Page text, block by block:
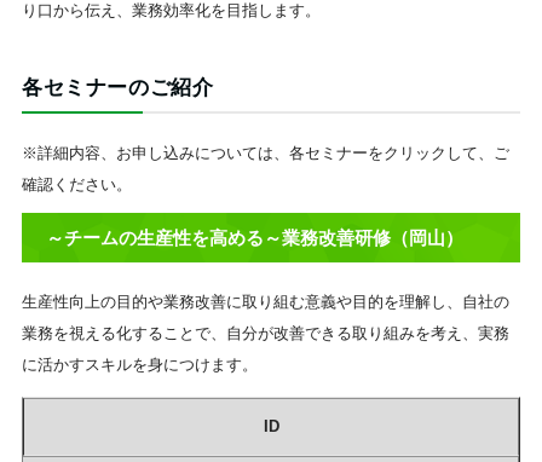
り口から伝え、業務効率化を目指します。
各セミナーのご紹介
※詳細内容、お申し込みについては、各セミナーをクリックして、ご
確認ください。
～チームの生産性を高める～業務改善研修（岡山）
生産性向上の目的や業務改善に取り組む意義や目的を理解し、自社の
業務を視える化することで、自分が改善できる取り組みを考え、実務
に活かすスキルを身につけます。
ID